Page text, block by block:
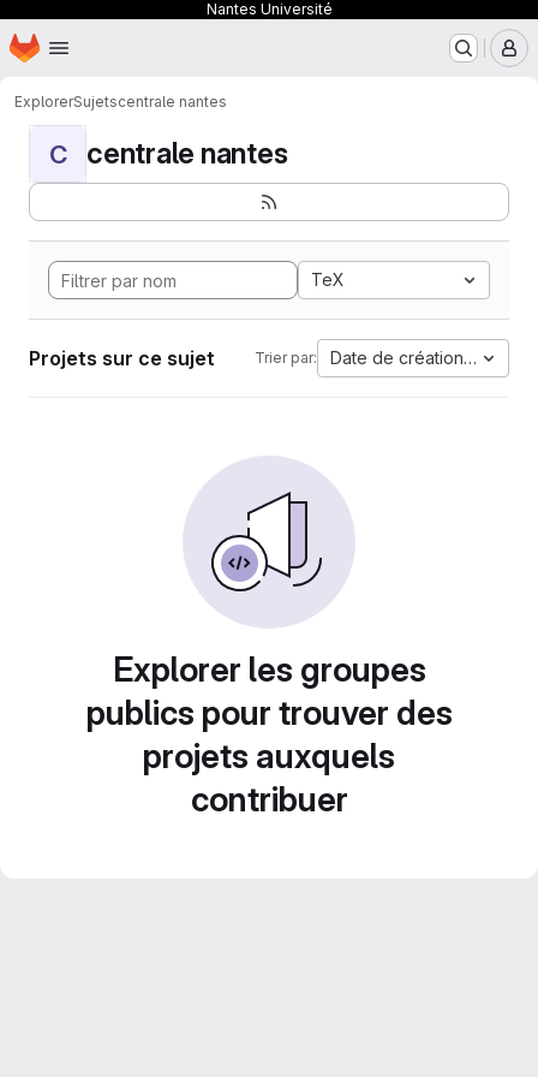
Nantes Université
Passer au contenu principal
Page d'accueil
ExplorerSujetscentrale nantes
C centrale nantes
TeX
Projets sur ce sujet Trier par: Date de création la plus
Explorer les groupes
publics pour trouver des
projets auxquels
contribuer